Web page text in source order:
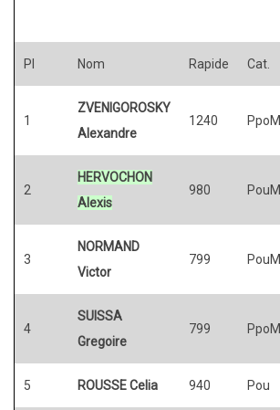
Pl Nom Rapide Cat.
1
ZVENIGOROSKY
Alexandre
1240 PpoM
2
HERVOCHON
Alexis
980 PouM
3
NORMAND
Victor
799 PouM
4
SUISSA
Gregoire
799 PpoM
5 ROUSSE Celia 940 Pou